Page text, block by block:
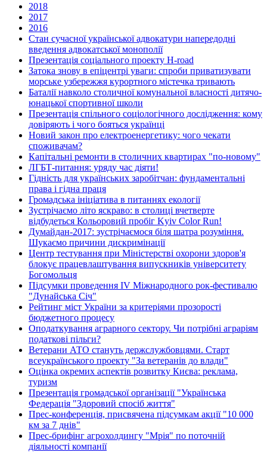
2018
2017
2016
Стан сучасної української адвокатури напередодні
введення адвокатської монополії
Презентація соціального проекту H-road
Затока знову в епіцентрі уваги: спроби приватизувати
морське узбережжя курортного містечка тривають
Баталії навколо столичної комунальної власності дитячо-
юнацької спортивної школи
Презентація спільного соціологічного дослідження: кому
довіряють і чого бояться українці
Новий закон про електроенергетику: чого чекати
споживачам?
Капітальні ремонти в столичних квартирах "по-новому"
ЛГБТ-питання: уряду час діяти!
Гідність для українських заробітчан: фундаментальні
права і гідна праця
Громадська ініціатива в питаннях екології
Зустрічаємо літо яскраво: в столиці вчетверте
відбудеться Кольоровий пробіг Kyiv Color Run!
Думайдан-2017: зустрічаємося біля шатра розуміння.
Шукаємо причини дискримінації
Центр тестування при Міністерстві охорони здоров'я
блокує працевлаштування випускників університету
Богомольця
Підсумки проведення IV Міжнародного рок-фестивалю
"Дунайська Січ"
Рейтинг міст України за критеріями прозорості
бюджетного процесу
Оподаткування аграрного сектору. Чи потрібні аграріям
податкові пільги?
Ветерани АТО стануть держслужбовцями. Старт
всеукраїнського проекту "За ветеранів до влади"
Оцінка окремих аспектів розвитку Києва: реклама,
туризм
Презентація громадської організації "Українська
Федерація "Здоровий спосіб життя"
Прес-конференція, присвячена підсумкам акції "10 000
км за 7 днів"
Прес-брифінг агрохолдингу "Мрія" по поточній
діяльності компанії